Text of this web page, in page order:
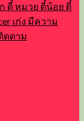
ตี๋ หมวย ตี๋น้อย ตี๋
เก่ง มีความ
ดตาม